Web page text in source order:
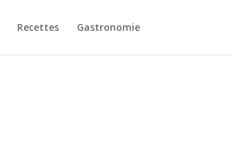
Recettes Gastronomie